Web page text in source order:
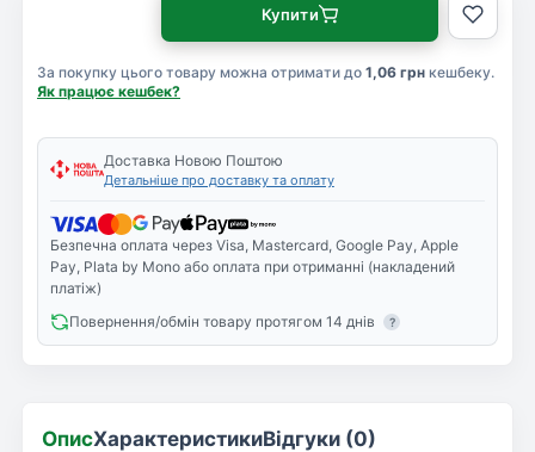
За покупку цього товару можна отримати до 1,06 грн кешбеку.
Як працює кешбек?
Купити
Доставка Новою Поштою
Детальніше про доставку та оплату
Безпечна оплата через Visa, Mastercard, Google Pay, Apple
Pay, Plata by Mono або оплата при отриманні (накладений
платіж)
Повернення/обмін товару протягом 14 днів
?
ОписХарактеристикиВідгуки (0)